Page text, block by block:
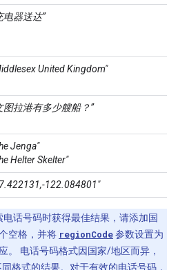
电器送达”
United Kingdom"
图拉港有多少艘船？”
Jenga"
Helter Skelter"
122.084801"
电话号码时获得最佳结果，请添加国
空格，并将 regionCode参数设置为
。 电话号码格式因国家/地区而异，
格式的结果。对于有效的电话号码，